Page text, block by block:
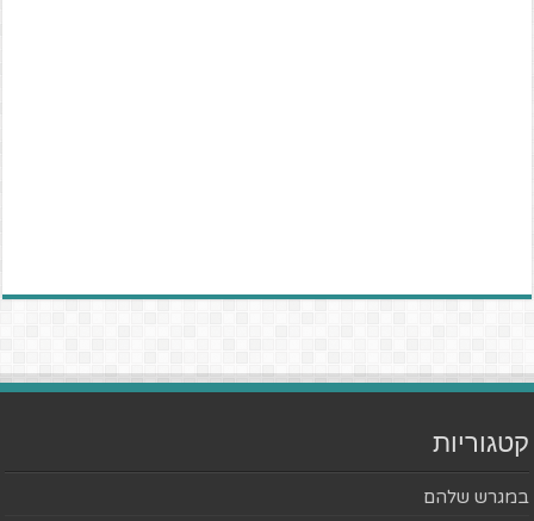
קטגוריות
במגרש שלהם